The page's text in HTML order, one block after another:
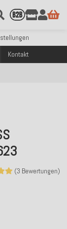
99€ Bestellwert
Pay
99€ Bestellwert
Pay
99€ Bestellwert
Kontakt
(3 Bewertungen)